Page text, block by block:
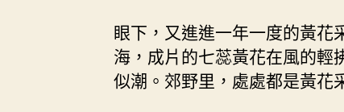
眼下，又進進一年一度的黃花
海，成片的七蕊黃花在風的輕
似潮。郊野里，處處都是黃花